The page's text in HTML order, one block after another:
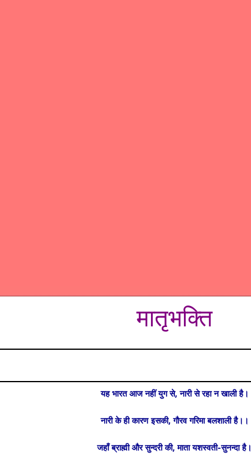
मातृभक्ति
यह भारत आज नहीं युग से, नारी से रहा न खाली है।
नारी के ही कारण इसकी, गौरव गरिमा बलशाली है।।
जहाँ ब्राह्मी और सुन्दरी की, माता यशस्वती-सुनन्दा है।